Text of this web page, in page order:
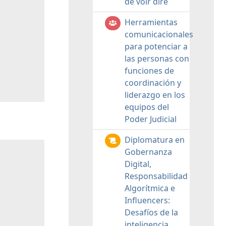
Herramientas
comunicacionales
para potenciar a
las personas con
funciones de
coordinación y
liderazgo en los
equipos del
Poder Judicial
Diplomatura en
Gobernanza
Digital,
Responsabilidad
Algorítmica e
Influencers:
Desafíos de la